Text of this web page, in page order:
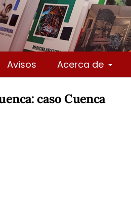
Avisos Acerca de
caso Cuenca